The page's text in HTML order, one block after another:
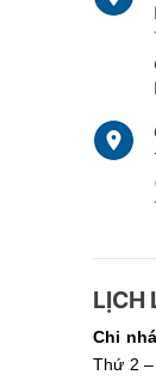
LỊCH
Chi
Thứ 2